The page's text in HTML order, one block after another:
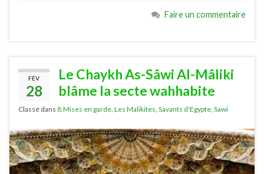
Faire un commentaire
FÉV
28
Le Chaykh As-Sâwi Al-Mâliki
blâme la secte wahhabite
Classé dans 8.Mises en garde Les Malikites Savants d'Egypte Sawi